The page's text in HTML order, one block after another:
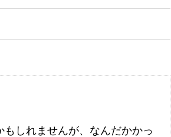
しれませんが、なんだかかっ